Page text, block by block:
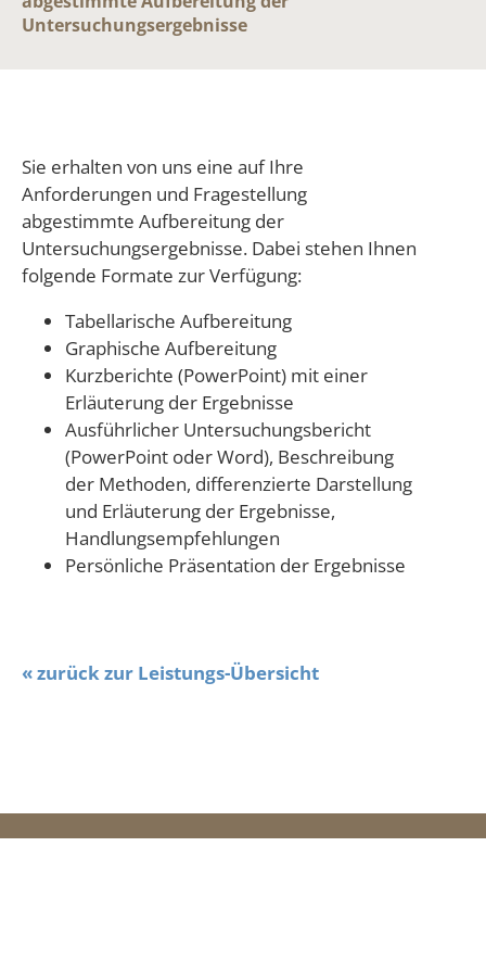
Untersuchungsergebnisse
Sie erhalten von uns eine auf Ihre
Anforderungen und Fragestellung
abgestimmte Aufbereitung der
Untersuchungsergebnisse. Dabei stehen Ihnen
folgende Formate zur Verfügung:
Tabellarische Aufbereitung
Graphische Aufbereitung
Kurzberichte (PowerPoint) mit einer
Erläuterung der Ergebnisse
Ausführlicher Untersuchungsbericht
(PowerPoint oder Word), Beschreibung
der Methoden, differenzierte Darstellung
und Erläuterung der Ergebnisse,
Handlungsempfehlungen
Persönliche Präsentation der Ergebnisse
« zurück zur Leistungs-Übersicht